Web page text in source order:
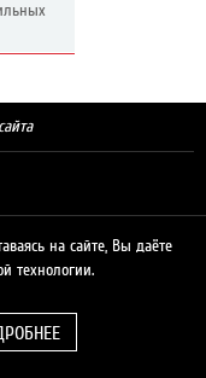
на сайте, Вы даёте
технологии.